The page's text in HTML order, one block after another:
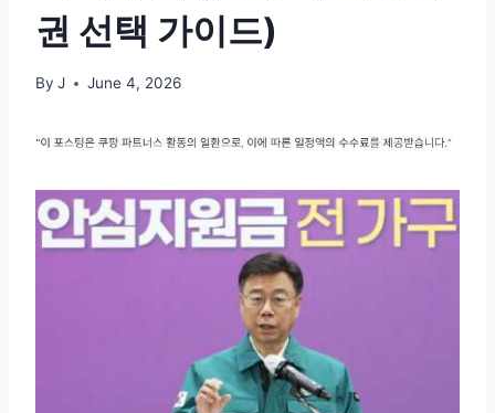
권 선택 가이드)
By J June 4, 2026